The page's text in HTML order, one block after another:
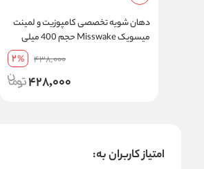
دهان شویه تخصصی کامپوزیت و لمینت
میسویک Misswake حجم 400 میلی
438,000
2%
428,000
امتیاز کاربران به: